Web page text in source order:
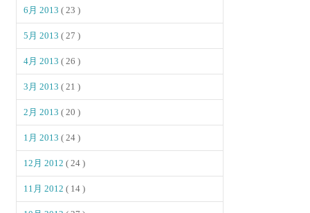
6月 2013( 23 )
5月 2013( 27 )
4月 2013( 26 )
3月 2013( 21 )
2月 2013( 20 )
1月 2013( 24 )
12月 2012( 24 )
11月 2012( 14 )